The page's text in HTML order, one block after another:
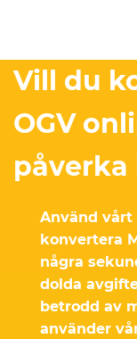
Vill du
OGV
påverka
Använd
konvertera
några
dolda
betrodd av
använder